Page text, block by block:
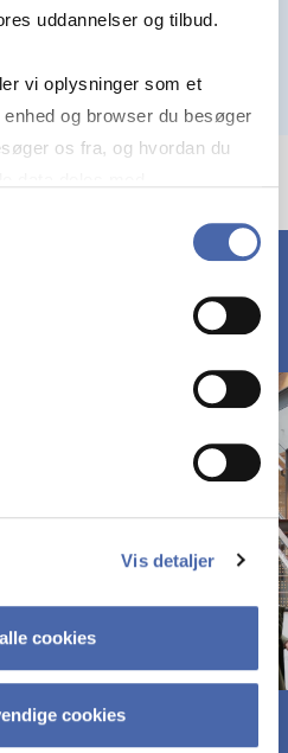
uddannelser og tilbud.
vi oplysninger som et
og browser du besøger
os fra, og hvordan du
selv - og kan altid trække
Vis detaljer
cookies
cookies